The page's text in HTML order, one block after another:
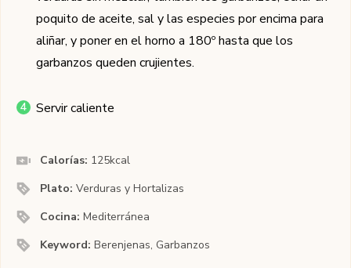
poquito de aceite, sal y las especies por encima para
aliñar, y poner en el horno a 180º hasta que los
garbanzos queden crujientes.
Servir caliente
Calorías: 125kcal
Plato:Verduras y Hortalizas
Cocina:Mediterránea
Keyword:Berenjenas, Garbanzos